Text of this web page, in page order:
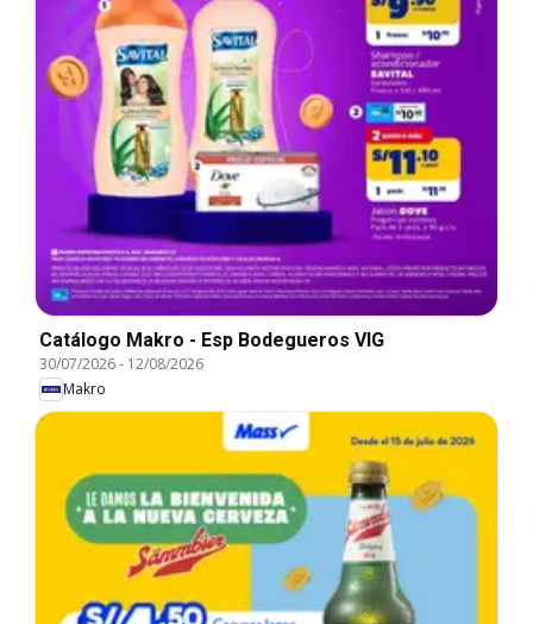
Catálogo Makro - Esp Bodegueros VIG
30/07/2026- 12/08/2026
Makro